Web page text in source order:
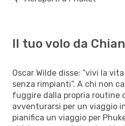
Il tuo volo da
Oscar Wilde disse: “vivi la
senza rimpianti”. A chi non
fuggire dalla propria routine
avventurarsi per un viaggio
pianifica un viaggio per